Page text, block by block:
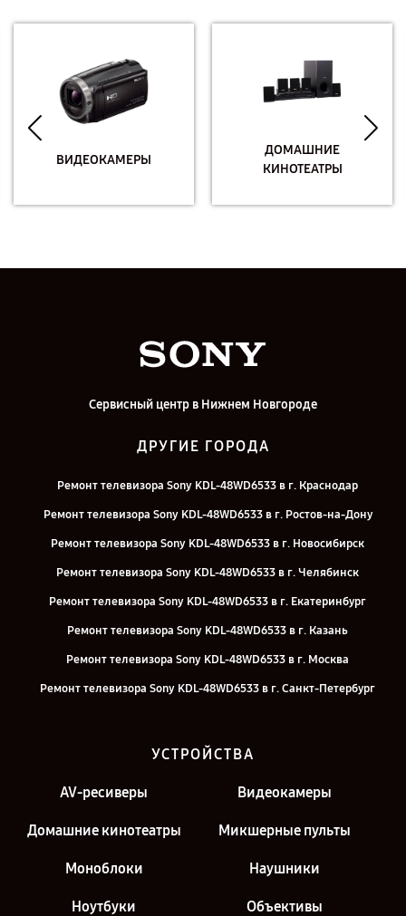
ВИДЕОКАМЕРЫ
ДОМАШНИЕ
КИНОТЕАТРЫ
Сервисный центр в Нижнем Новгороде
ДРУГИЕ ГОРОДА
Ремонт телевизора Sony KDL-48WD6533 в г. Краснодар
Ремонт телевизора Sony KDL-48WD6533 в г. Ростов-на-Дону
Ремонт телевизора Sony KDL-48WD6533 в г. Новосибирск
Ремонт телевизора Sony KDL-48WD6533 в г. Челябинск
Ремонт телевизора Sony KDL-48WD6533 в г. Екатеринбург
Ремонт телевизора Sony KDL-48WD6533 в г. Казань
Ремонт телевизора Sony KDL-48WD6533 в г. Москва
Ремонт телевизора Sony KDL-48WD6533 в г. Санкт-Петербург
УСТРОЙСТВА
AV-ресиверы Видеокамеры
Домашние кинотеатры Микшерные пульты
Моноблоки Наушники
Ноутбуки Объективы